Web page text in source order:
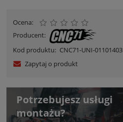
Ocena:
Producent:
Kod produktu: CNC71-UNI-01101403
Zapytaj o produkt
Potrzebujesz usługi
montażu?